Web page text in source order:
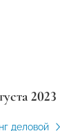
2023
деловой